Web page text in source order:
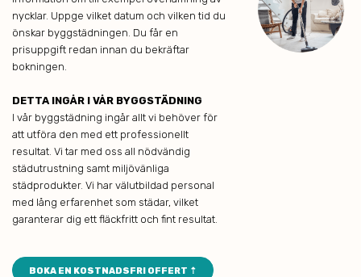
nycklar. Uppge vilket datum och vilken tid du
önskar byggstädningen. Du får en
prisuppgift redan innan du bekräftar
bokningen.
DETTA INGÅR I VÅR BYGGSTÄDNING
I vår byggstädning ingår allt vi behöver för
att utföra den med ett professionellt
resultat. Vi tar med oss all nödvändig
städutrustning samt miljövänliga
städprodukter. Vi har välutbildad personal
med lång erfarenhet som städar, vilket
garanterar dig ett fläckfritt och fint resultat.
BOKA EN KOSTNADSFRI OFFERT ⇡